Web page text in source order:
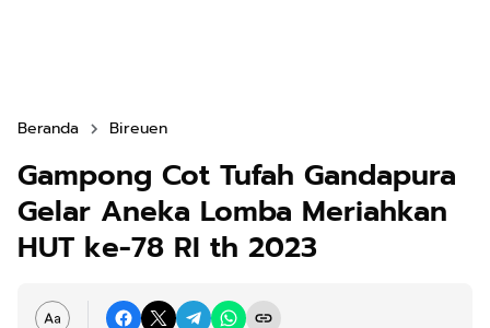
Beranda Bireuen
Gampong Cot Tufah Gandapura
Gelar Aneka Lomba Meriahkan
HUT ke-78 RI th 2023